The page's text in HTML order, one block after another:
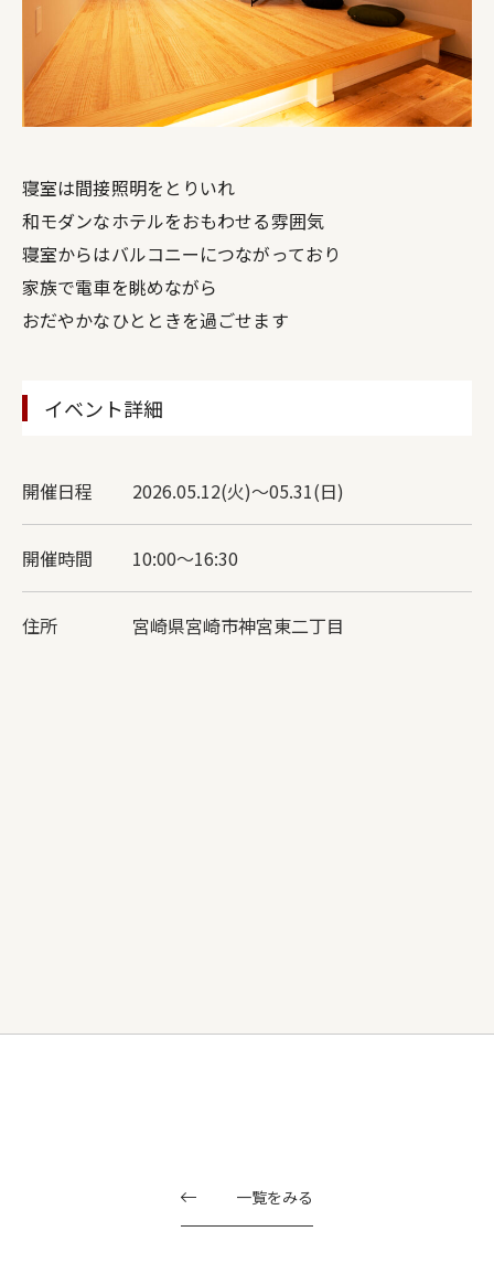
寝室は間接照明をとりいれ
和モダンなホテルをおもわせる雰囲気
寝室からはバルコニーにつながっており
家族で電車を眺めながら
おだやかなひとときを過ごせます
イベント詳細
開催日程 2026.05.12(火)～05.31(日)
開催時間 10:00〜16:30
住所 宮崎県宮崎市神宮東二丁目
一覧をみる